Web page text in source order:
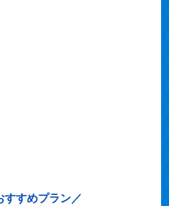
すすめプラン／